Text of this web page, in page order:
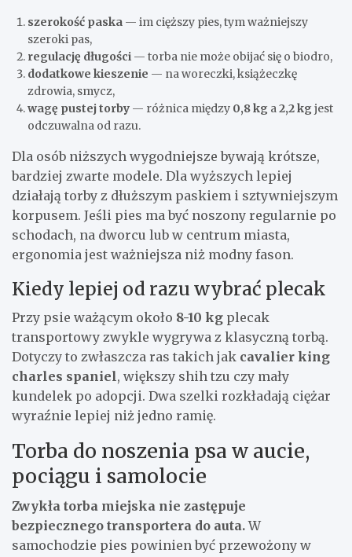
szerokość paska — im cięższy pies, tym ważniejszy
szeroki pas,
regulację długości — torba nie może obijać się o biodro,
dodatkowe kieszenie — na woreczki, książeczkę
zdrowia, smycz,
wagę pustej torby — różnica między 0,8 kg a2,2 kgjest
odczuwalna od razu.
Dla osób niższych wygodniejsze bywają krótsze,
bardziej zwarte modele. Dla wyższych lepiej
działają torby z dłuższym paskiem i sztywniejszym
korpusem. Jeśli pies ma być noszony regularnie po
schodach, na dworcu lub w centrum miasta,
ergonomia jest ważniejsza niż modny fason.
Kiedy lepiej od razu wybrać plecak
Przy psie ważącym około 8-10 kg plecak
transportowy zwykle wygrywa z klasyczną torbą.
Dotyczy to zwłaszcza ras takich jak cavalier king
charles spaniel, większy shih tzu czy mały
kundelek po adopcji. Dwa szelki rozkładają ciężar
wyraźnie lepiej niż jedno ramię.
Torba do noszenia psa w aucie,
pociągu i samolocie
Zwykła torba miejska nie zastępuje
bezpiecznego transportera do auta.W
samochodzie pies powinien być przewożony w